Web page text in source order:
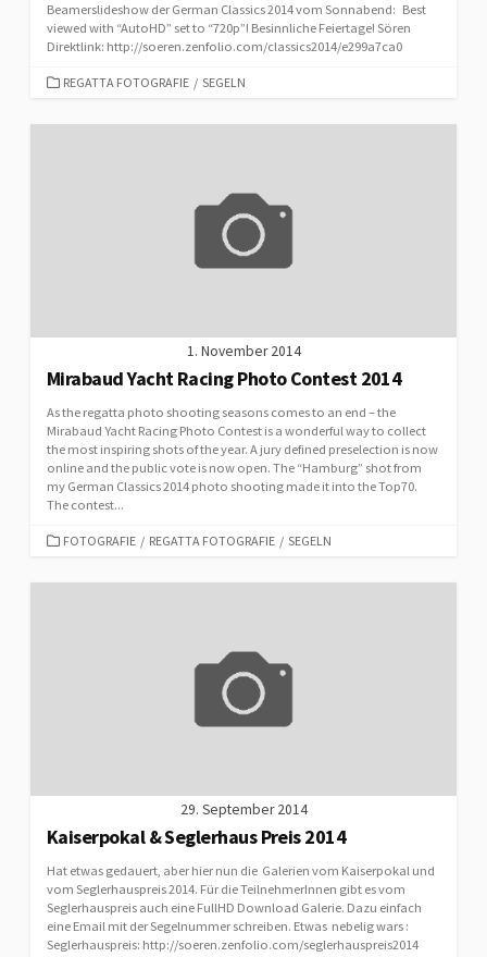
Beamerslideshow der German Classics 2014 vom Sonnabend: Best
viewed with “AutoHD” set to “720p”! Besinnliche Feiertage! Sören
Direktlink: http://soeren.zenfolio.com/classics2014/e299a7ca0
CATEGORIES
REGATTA FOTOGRAFIE / SEGELN
1. November 2014
Mirabaud Yacht Racing Photo Contest 2014
As the regatta photo shooting seasons comes to an end – the
Mirabaud Yacht Racing Photo Contest is a wonderful way to collect
the most inspiring shots of the year. A jury defined preselection is now
online and the public vote is now open. The “Hamburg” shot from
my German Classics 2014 photo shooting made it into the Top70.
The contest...
CATEGORIES
FOTOGRAFIE / REGATTA FOTOGRAFIE / SEGELN
29. September 2014
Kaiserpokal & Seglerhaus Preis 2014
Hat etwas gedauert, aber hier nun die Galerien vom Kaiserpokal und
vom Seglerhauspreis 2014. Für die TeilnehmerInnen gibt es vom
Seglerhauspreis auch eine FullHD Download Galerie. Dazu einfach
eine Email mit der Segelnummer schreiben. Etwas nebelig wars :
Seglerhauspreis: http://soeren.zenfolio.com/seglerhauspreis2014